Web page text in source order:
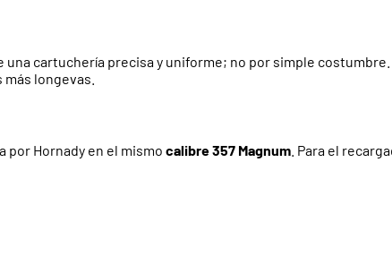
cartuchería precisa y uniforme; no por simple
longevas.
por Hornady en el mismo calibre 357 Magnum . Para el